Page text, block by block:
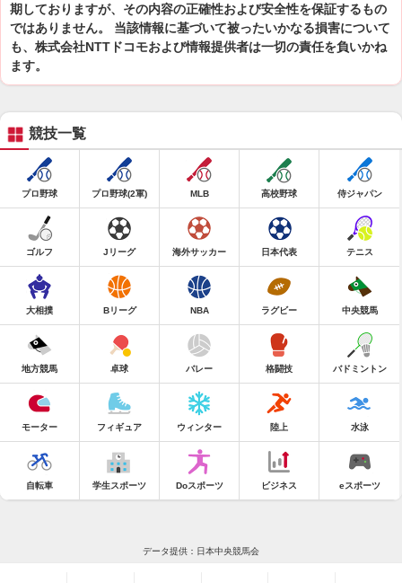
期しておりますが、その内容の正確性および安全性を保証するもの
ではありません。 当該情報に基づいて被ったいかなる損害について
も、株式会社NTTドコモおよび情報提供者は一切の責任を負いかね
ます。
競技一覧
プロ野球 プロ野球(2軍) MLB 高校野球 侍ジャパン
ゴルフ Jリーグ 海外サッカー 日本代表 テニス
大相撲 Bリーグ NBA ラグビー 中央競馬
地方競馬 卓球 バレー 格闘技 バドミントン
モーター フィギュア ウィンター 陸上 水泳
自転車 学生スポーツ Doスポーツ ビジネス eスポーツ
データ提供：日本中央競馬会